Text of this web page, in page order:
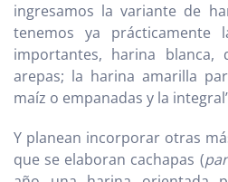
ingresamos la variante de
tenemos ya prácticamente
importantes, harina
arepas; la harina amarilla
maíz o empanadas y la
Y planean incorporar otras
que se elaboran cachapas (